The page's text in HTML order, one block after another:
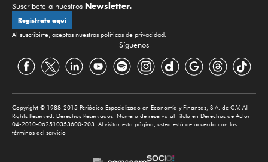
Suscríbete a nuestros Newsletter.
Regístrate aquí
Al suscribirte, aceptas nuestras políticas de privacidad.
Síguenos
Copyright © 1988-2015 Periódico Especializado en Economía y Finanzas, S.A. de C.V. All
Rights Reserved. Derechos Reservados. Número de reserva al Título en Derechos de Autor
04-2010-062510353600-203. Al visitar esta página, usted está de acuerdo con los
términos del servicio